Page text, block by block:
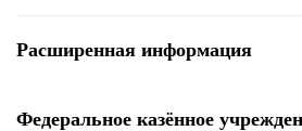
Расширенная информация
Федеральное казённое